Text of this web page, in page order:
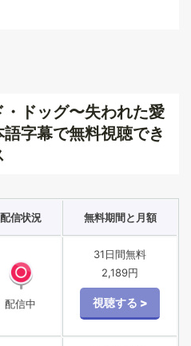
ドッグ〜失われた愛
字幕で無料視聴でき
配信状況 無料期間と月額
配信中
31日間無料
2,189円